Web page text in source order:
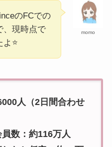
momo
のFCでの
、現時点で
⭐️
人（2日間合わせ
数：約116万人